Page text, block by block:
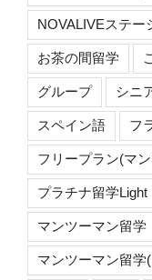
NOVALIVEステー
お茶の間留学
グループ シニ
スペイン語 フ
フリープラン(マ
プラチナ留学Light
マンツーマン留学
マンツーマン留学